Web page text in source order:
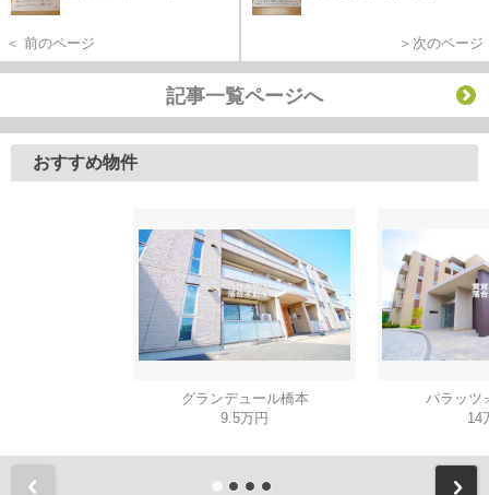
＜ 前のページ ＞次のページ
記事一覧ページへ
おすすめ物件
グランデュール橋本
9.5万円
パラッツ
14